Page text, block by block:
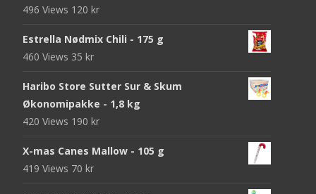
496 Views 120 kr
Estrella Nødmix Chili - 175 g
460 Views 35 kr
Haribo Store Sutter Sur & Skum
Økonomipakke - 1,8 kg
420 Views 190 kr
X-mas Canes Mallow - 105 g
419 Views 70 kr